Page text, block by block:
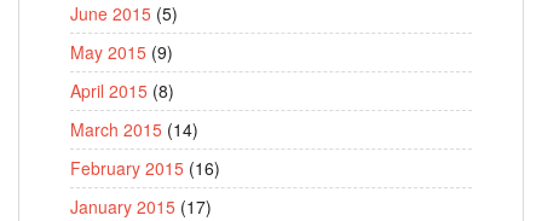
June 2015 (5)
May 2015 (9)
April 2015 (8)
March 2015 (14)
February 2015 (16)
January 2015 (17)